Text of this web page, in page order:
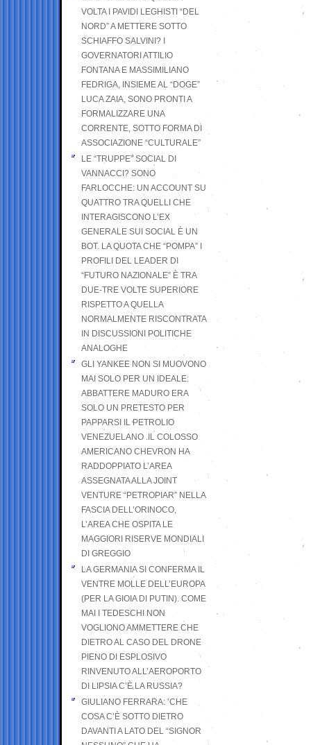
VOLTA I PAVIDI LEGHISTI “DEL
NORD” A METTERE SOTTO
SCHIAFFO SALVINI? I
GOVERNATORI ATTILIO
FONTANA E MASSIMILIANO
FEDRIGA, INSIEME AL “DOGE”
LUCA ZAIA, SONO PRONTI A
FORMALIZZARE UNA
CORRENTE, SOTTO FORMA DI
ASSOCIAZIONE “CULTURALE”
LE “TRUPPE” SOCIAL DI
VANNACCI? SONO
FARLOCCHE: UN ACCOUNT SU
QUATTRO TRA QUELLI CHE
INTERAGISCONO L’EX
GENERALE SUI SOCIAL È UN
BOT. LA QUOTA CHE “POMPA” I
PROFILI DEL LEADER DI
“FUTURO NAZIONALE” È TRA
DUE-TRE VOLTE SUPERIORE
RISPETTO A QUELLA
NORMALMENTE RISCONTRATA
IN DISCUSSIONI POLITICHE
ANALOGHE
GLI YANKEE NON SI MUOVONO
MAI SOLO PER UN IDEALE:
ABBATTERE MADURO ERA
SOLO UN PRETESTO PER
PAPPARSI IL PETROLIO
VENEZUELANO .IL COLOSSO
AMERICANO CHEVRON HA
RADDOPPIATO L’AREA
ASSEGNATA ALLA JOINT
VENTURE “PETROPIAR” NELLA
FASCIA DELL’ORINOCO,
L’AREA CHE OSPITA LE
MAGGIORI RISERVE MONDIALI
DI GREGGIO
LA GERMANIA SI CONFERMA IL
VENTRE MOLLE DELL’EUROPA
(PER LA GIOIA DI PUTIN). COME
MAI I TEDESCHI NON
VOGLIONO AMMETTERE CHE
DIETRO AL CASO DEL DRONE
PIENO DI ESPLOSIVO
RINVENUTO ALL’AEROPORTO
DI LIPSIA C’È LA RUSSIA?
GIULIANO FERRARA: ’CHE
COSA C’È SOTTO DIETRO
DAVANTI A LATO DEL “SIGNOR